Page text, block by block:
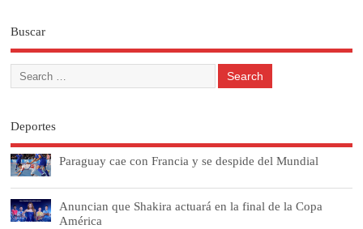
Buscar
Deportes
Paraguay cae con Francia y se despide del Mundial
Anuncian que Shakira actuará en la final de la Copa
América